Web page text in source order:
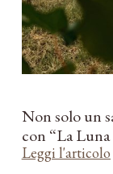
Non solo un
con “La
Leggi l'articolo